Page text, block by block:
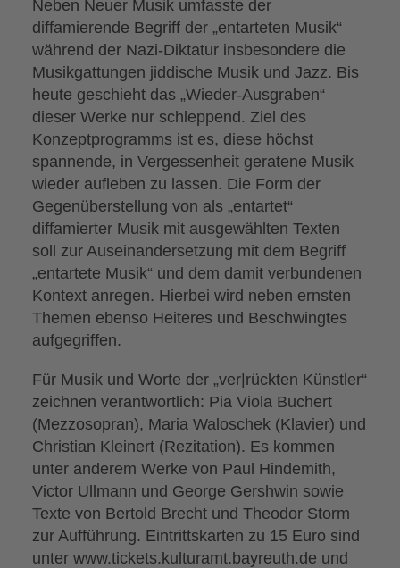
Neben Neuer Musik umfasste der
diffamierende Begriff der „entarteten Musik“
während der Nazi-Diktatur insbesondere die
Musikgattungen jiddische Musik und Jazz. Bis
heute geschieht das „Wieder-Ausgraben“
dieser Werke nur schleppend. Ziel des
Konzeptprogramms ist es, diese höchst
spannende, in Vergessenheit geratene Musik
wieder aufleben zu lassen. Die Form der
Gegenüberstellung von als „entartet“
diffamierter Musik mit ausgewählten Texten
soll zur Auseinandersetzung mit dem Begriff
„entartete Musik“ und dem damit verbundenen
Kontext anregen. Hierbei wird neben ernsten
Themen ebenso Heiteres und Beschwingtes
aufgegriffen.
Für Musik und Worte der „ver|rückten Künstler“
zeichnen verantwortlich: Pia Viola Buchert
(Mezzosopran), Maria Waloschek (Klavier) und
Christian Kleinert (Rezitation). Es kommen
unter anderem Werke von Paul Hindemith,
Victor Ullmann und George Gershwin sowie
Texte von Bertold Brecht und Theodor Storm
zur Aufführung. Eintrittskarten zu 15 Euro sind
unter www.tickets.kulturamt.bayreuth.de und